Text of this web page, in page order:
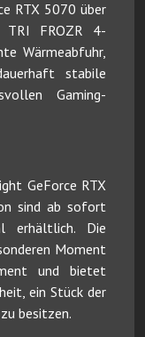
RTX 5070 über
TRI FROZR 4-
Wärmeabfuhr,
stabile
Gaming-
GeForce RTX
sind ab sofort
erhältlich. Die
Moment
und bietet
ein Stück der
besitzen.